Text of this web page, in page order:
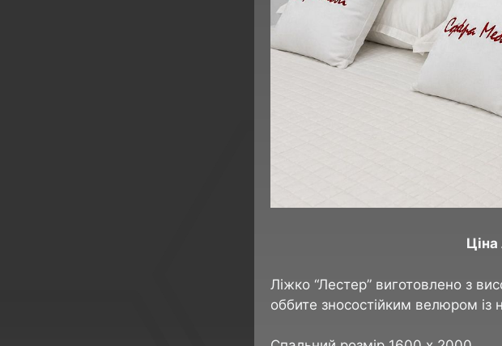
Ліжко “Лестер” виготовлено з
оббите зносостійким велюром із